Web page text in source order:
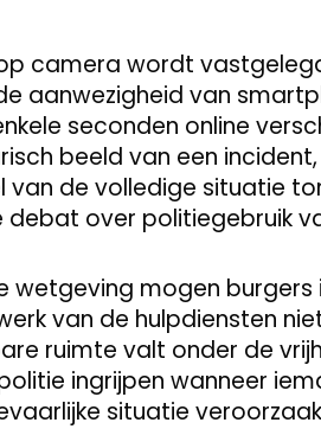
camera wordt
aanwezigheid van
seconden online
beeld van een
van de volledige situatie
debat over politiegebruik
wetgeving mogen
van de hulpdiensten
ruimte valt onder de
ingrijpen wanneer
situatie